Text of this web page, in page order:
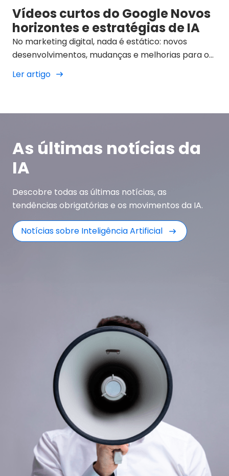
Vídeos curtos do Google Novos
horizontes e estratégias de IA
No marketing digital, nada é estático: novos
desenvolvimentos, mudanças e melhorias para os
utilizadores surgem a um ritmo imparável. Uma
das inovações que está a redefinir os horizontes do
Videos marcam um antes e um depois na forma
como as marcas, os motores de busca e as
agências devem enfrentar o futuro: um futuro em
que a combinação de IA, consumo imediato e
conteúdos hipervisuais transforma
completamente o paradigma digital.
Ler artigo
As últimas notícias da
IA
Descobre todas as últimas notícias, as
tendências obrigatórias e os movimentos da IA.
Notícias sobre Inteligência Artificial